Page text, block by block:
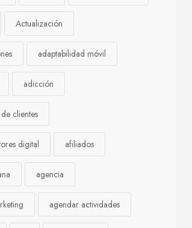
Actualización
adaptabilidad móvil
adicción
clientes
digital afiliados
agencia
agendar actividades